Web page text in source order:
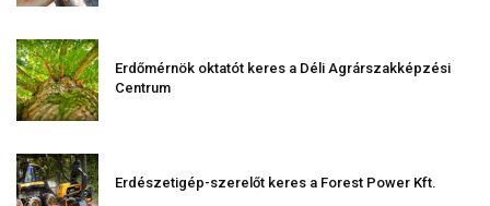
Erdőmérnök oktatót keres a Déli Agrárszakképzési
Centrum
Erdészetigép-szerelőt keres a Forest Power Kft.